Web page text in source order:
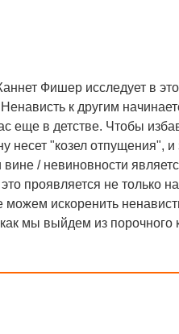
Фишер исследует в
к другим
еще в детстве. Чтобы
"козел отпущения",
вине / невиновности
проявляется не только
искоренить
мы выйдем из порочного